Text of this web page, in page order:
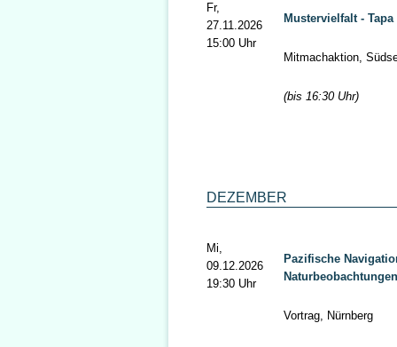
Fr,
27.11.2026
15:00 Uhr
Mustervielfalt -
Mitmachaktion,
(bis 16:30 Uhr)
DEZEMBER
Mi,
09.12.2026
19:30 Uhr
Pazifische
Naturbeobachtungen
Vortrag, Nürnberg